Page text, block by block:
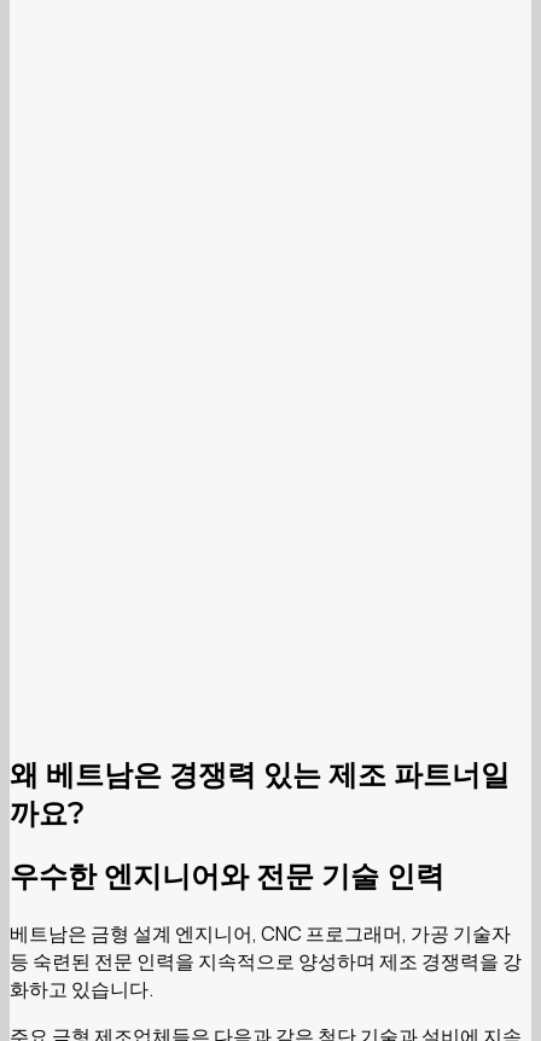
왜 베트남은 경쟁력 있는 제조 파트너일
까요?
우수한 엔지니어와 전문 기술 인력
베트남은 금형 설계 엔지니어, CNC 프로그래머, 가공 기술자
등 숙련된 전문 인력을 지속적으로 양성하며 제조 경쟁력을 강
화하고 있습니다.
주요 금형 제조업체들은 다음과 같은 첨단 기술과 설비에 지속